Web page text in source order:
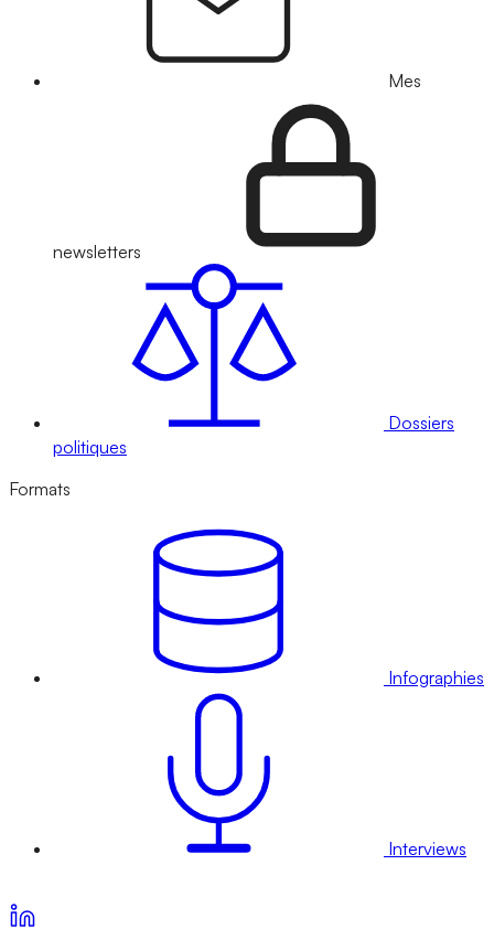
Mes
newsletters
Dossiers
politiques
Formats
Infographies
Interviews